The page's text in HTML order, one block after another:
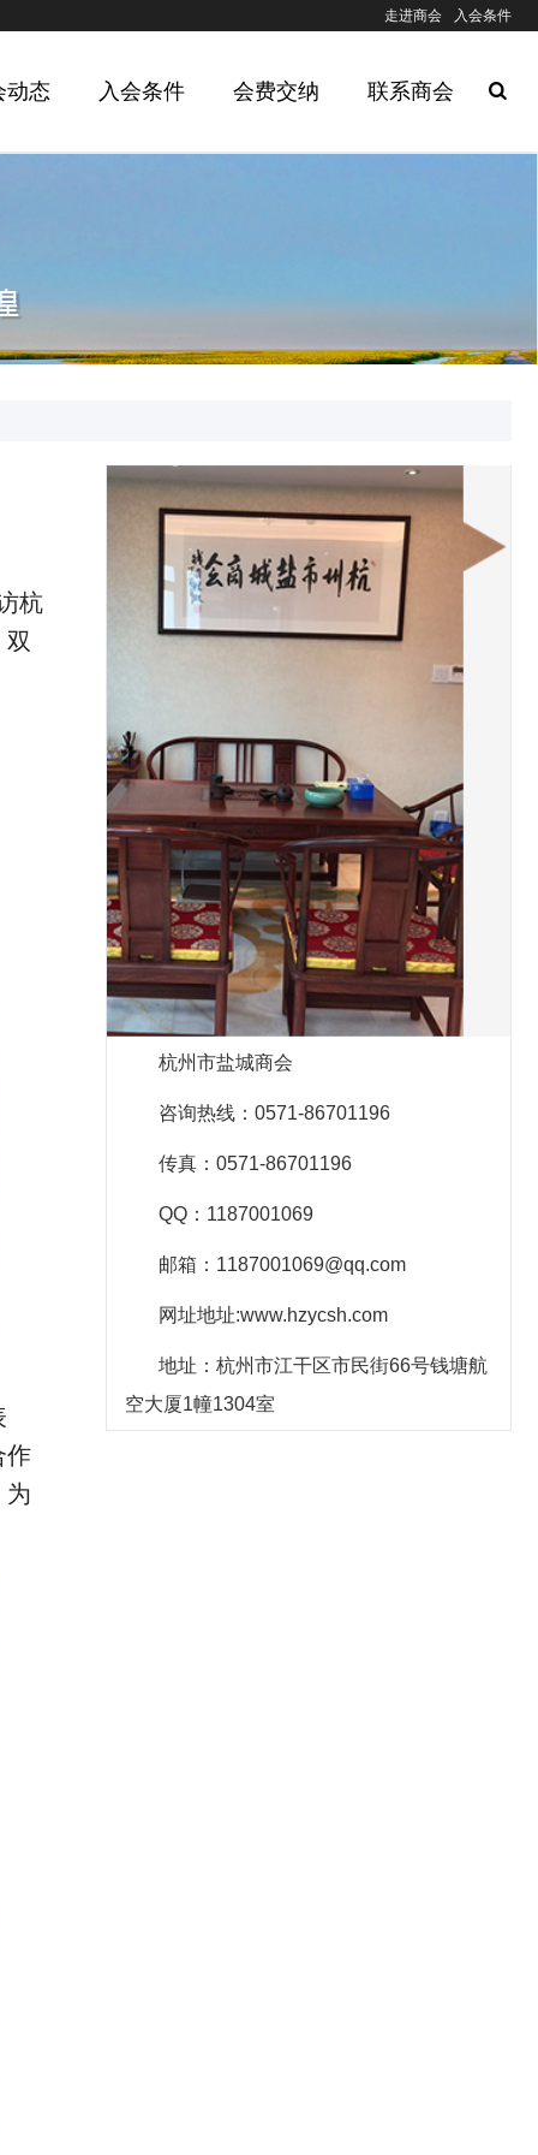
走进商会 入会条件
动态 入会条件 会费交纳 联系商会
杭
双
作
为
杭州市盐城商会
咨询热线：0571-86701196
传真：0571-86701196
QQ：1187001069
邮箱：1187001069@qq.com
网址地址:www.hzycsh.com
地址：杭州市江干区市民街66号钱塘航
空大厦1幢1304室